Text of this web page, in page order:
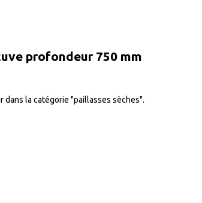
profondeur 750 mm
dans la catégorie "paillasses sèches".